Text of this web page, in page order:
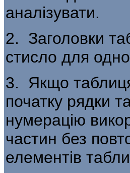
аналізувати.
2. Заголовки
стисло для
3. Якщо таблиця
початку рядки
нумерацію
частин без
елементів